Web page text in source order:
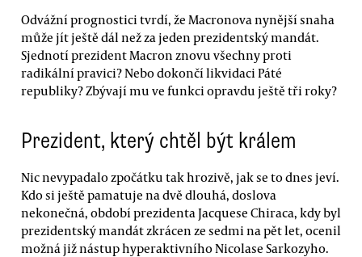
Odvážní prognostici tvrdí, že Macronova nynější snaha
může jít ještě dál než za jeden prezidentský mandát.
Sjednotí prezident Macron znovu všechny proti
radikální pravici? Nebo dokončí likvidaci Páté
republiky? Zbývají mu ve funkci opravdu ještě tři roky?
Prezident, který chtěl být králem
Nic nevypadalo zpočátku tak hrozivě, jak se to dnes jeví.
Kdo si ještě pamatuje na dvě dlouhá, doslova
nekonečná, období prezidenta Jacquese Chiraca, kdy byl
prezidentský mandát zkrácen ze sedmi na pět let, ocenil
možná již nástup hyperaktivního Nicolase Sarkozyho.